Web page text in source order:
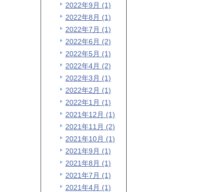
2022年9月 (1)
2022年8月 (1)
2022年7月 (1)
2022年6月 (2)
2022年5月 (1)
2022年4月 (2)
2022年3月 (1)
2022年2月 (1)
2022年1月 (1)
2021年12月 (1)
2021年11月 (2)
2021年10月 (1)
2021年9月 (1)
2021年8月 (1)
2021年7月 (1)
2021年4月 (1)